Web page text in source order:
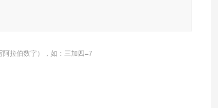
拉伯数字），如：三加四=7